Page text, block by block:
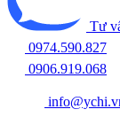
Tư
0974.590.827
0906.919.068